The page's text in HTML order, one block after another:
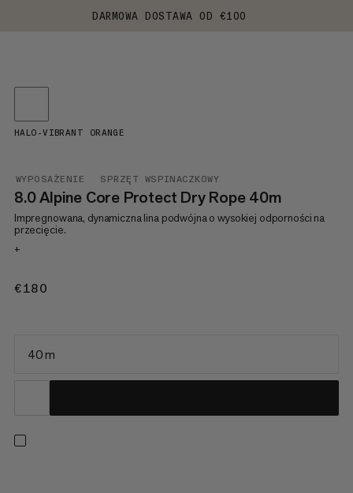
DARMOWA DOSTAWA OD €100
WYPOSAŻENIE SPRZĘT WSPINACZKOWY
8.0 Alpine Core Protect Dry Rope 40m
Impregnowana, dynamiczna lina podwójna o wysokiej odporności na
przecięcie.
+
€180
HALO-VIBRANT ORANGE
40 m